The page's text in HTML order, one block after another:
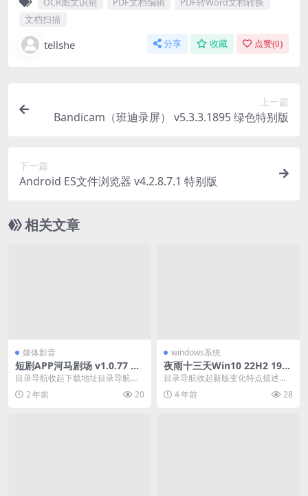
文档扫描
tellshe 分享 收藏 点赞(0)
上一篇
Bandicam（班迪录屏） v5.3.3.1895 绿色特别版
下一篇
Android ES文件浏览器 v4.2.8.7.1 特别版
相关文章
媒体影音
短剧APP河马剧场 v1.0.77 去
广告纯净版
目录导航收起下载地址目录导航收
起下载地址河马剧场，是一款在线
短剧媒体平台，拥有丰...
2 年前 20
windows系统
夜雨十三天Win10 22H2 1904
5.2311 精简版
目录导航收起新版变化特点描述下
载地址目录导航收起新版变化特点
描述下载地址微软Wi...
4 年前 28